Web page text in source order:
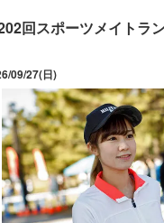
回スポーツメイトラ
09/27(日)